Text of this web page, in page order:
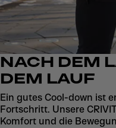
NACH DEM
DEM LAUF
Ein gutes Cool-down ist
Fortschritt. Unsere
Komfort und die